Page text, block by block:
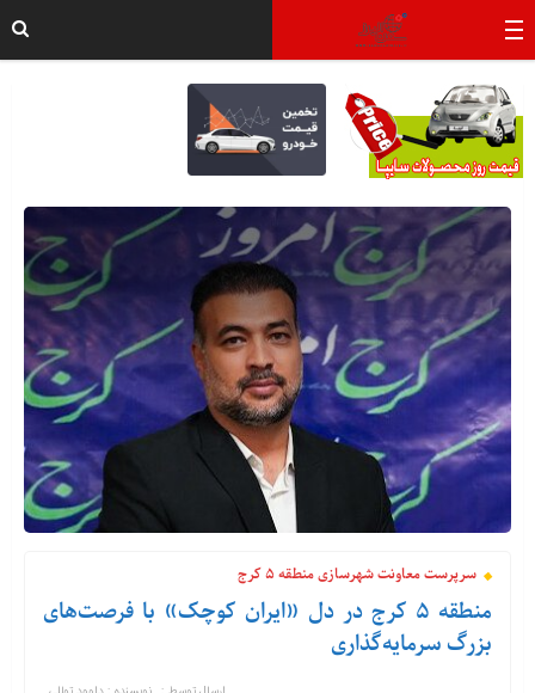
سرپرست معاونت شهرسازی منطقه ۵ کرج
منطقه ۵ کرج در دل «ایران کوچک» با فرصت‌های
بزرگ سرمایه‌گذاری